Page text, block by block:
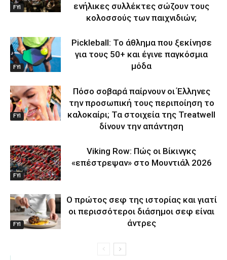
FYI
ενήλικες συλλέκτες σώζουν τους
κολοσσούς των παιχνιδιών;
FYI
Pickleball: Το άθλημα που ξεκίνησε
για τους 50+ και έγινε παγκόσμια
μόδα
FYI
Πόσο σοβαρά παίρνουν οι Έλληνες
την προσωπική τους περιποίηση το
καλοκαίρι; Τα στοιχεία της Treatwell
δίνουν την απάντηση
FYI
Viking Row: Πώς οι Βίκινγκς
«επέστρεψαν» στο Μουντιάλ 2026
FYI
Ο πρώτος σεφ της ιστορίας και γιατί
οι περισσότεροι διάσημοι σεφ είναι
άντρες